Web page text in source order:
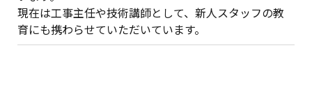
現在は工事主任や技術講師として、新人スタッフの教
育にも携わらせていただいています。